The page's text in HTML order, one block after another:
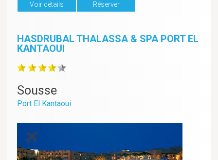
Voir détails Réserver
Sousse
Port El Kantaoui
HASDRUBAL THALASSA & SPA PORT EL
KANTAOUI